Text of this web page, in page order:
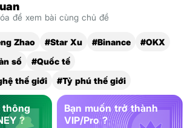
để xem bài cùng chủ đề
Zhao #Star Xu #Binance
#OKX
số
#Quốc tế
thế giới
#Tỷ phú thế giới
thông
?
Bạn muốn trở thành
VIP/Pro ?